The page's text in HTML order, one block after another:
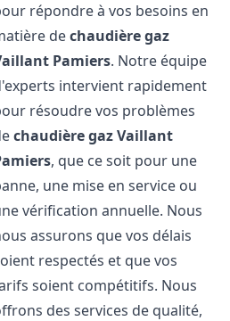
répondre à vos besoins en
dechaudière gaz
Pamiers. Notre équipe
intervient rapidement
résoudre vos problèmes
chaudière gaz Vaillant
, que ce soit pour une
une mise en service ou
vérification annuelle. Nous
assurons que vos délais
respectés et que vos
soient compétitifs. Nous
des services de qualité,